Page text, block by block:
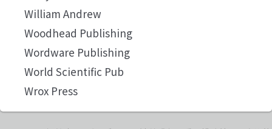
William Andrew
Woodhead Publishing
Wordware Publishing
World Scientific Pub
Wrox Press